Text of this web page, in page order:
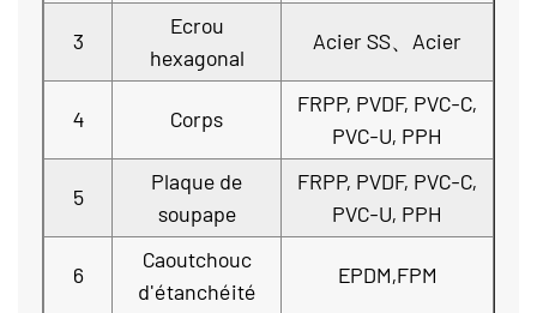
3
Ecrou
hexagonal
Acier SS、Acier
4 Corps
FRPP, PVDF, PVC-C,
PVC-U, PPH
5
Plaque de
soupape
FRPP, PVDF, PVC-C,
PVC-U, PPH
6
Caoutchouc
d'étanchéité
EPDM,FPM